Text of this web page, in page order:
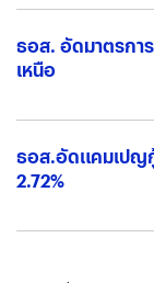
ธอส. อัดมาตรกา
เหนือ
ธอส.อัดแคมเปญกู้บ้านดอ
2.72%